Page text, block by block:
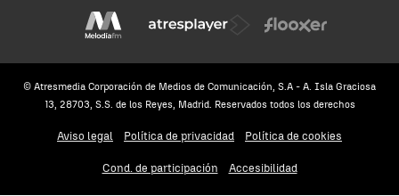
© Atresmedia Corporación de Medios de Comunicación, S.A - A. Isla Graciosa
13, 28703, S.S. de los Reyes, Madrid. Reservados todos los derechos
Aviso legal Política de privacidad Política de cookies
Cond. de participación Accesibilidad